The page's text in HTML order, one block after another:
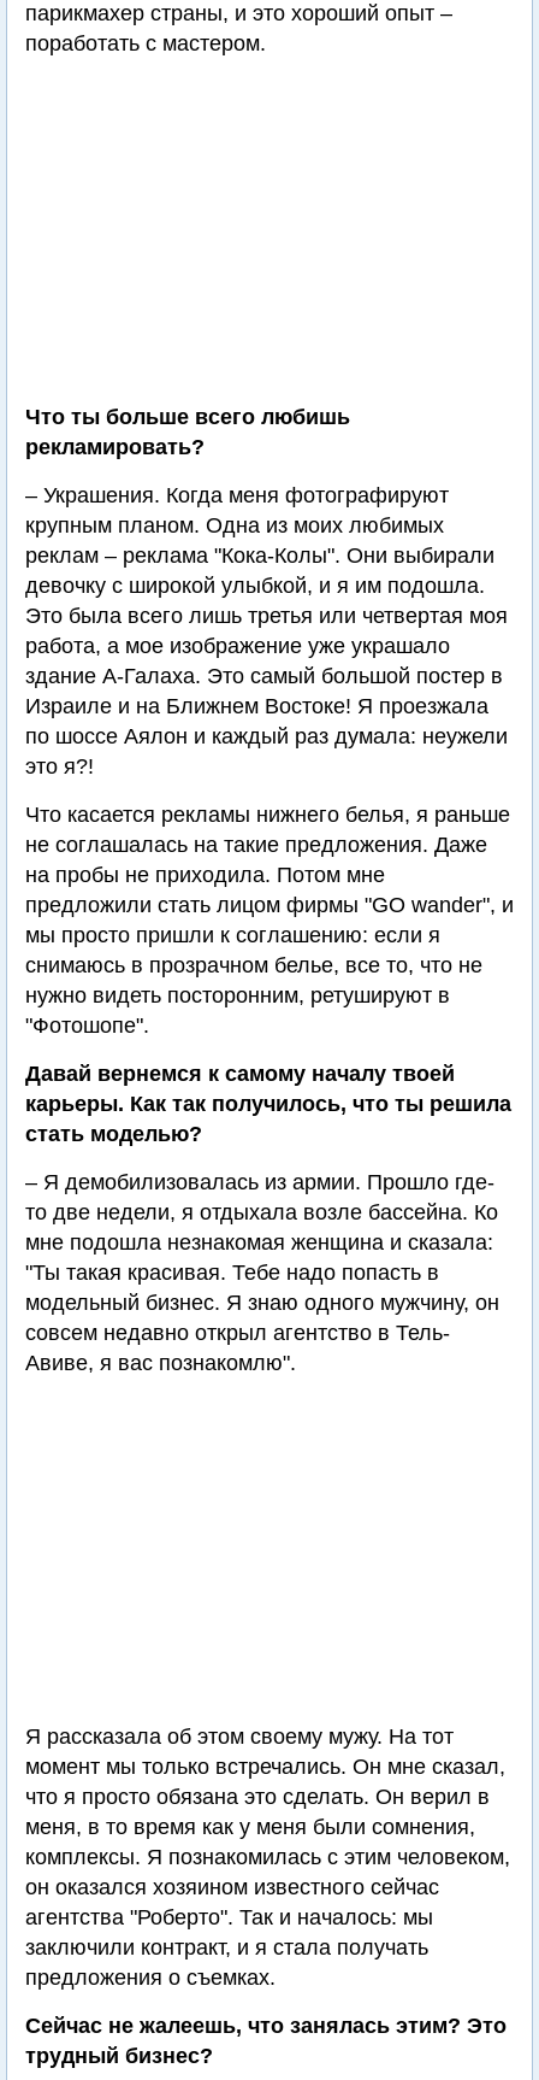
парикмахер страны, и это хороший опыт –
поработать с мастером.
Что ты больше всего любишь
рекламировать?
– Украшения. Когда меня фотографируют
крупным планом. Одна из моих любимых
реклам – реклама "Кока-Колы". Они выбирали
девочку с широкой улыбкой, и я им подошла.
Это была всего лишь третья или четвертая моя
работа, а мое изображение уже украшало
здание А-Галаха. Это самый большой постер в
Израиле и на Ближнем Востоке! Я проезжала
по шоссе Аялон и каждый раз думала: неужели
это я?!
Что касается рекламы нижнего белья, я раньше
не соглашалась на такие предложения. Даже
на пробы не приходила. Потом мне
предложили стать лицом фирмы "GO wander", и
мы просто пришли к соглашению: если я
снимаюсь в прозрачном белье, все то, что не
нужно видеть посторонним, ретушируют в
"Фотошопе".
Давай вернемся к самому началу твоей
карьеры. Как так получилось, что ты решила
стать моделью?
– Я демобилизовалась из армии. Прошло где-
то две недели, я отдыхала возле бассейна. Ко
мне подошла незнакомая женщина и сказала:
"Ты такая красивая. Тебе надо попасть в
модельный бизнес. Я знаю одного мужчину, он
совсем недавно открыл агентство в Тель-
Авиве, я вас познакомлю".
Я рассказала об этом своему мужу. На тот
момент мы только встречались. Он мне сказал,
что я просто обязана это сделать. Он верил в
меня, в то время как у меня были сомнения,
комплексы. Я познакомилась с этим человеком,
он оказался хозяином известного сейчас
агентства "Роберто". Так и началось: мы
заключили контракт, и я стала получать
предложения о съемках.
Сейчас не жалеешь, что занялась этим? Это
трудный бизнес?